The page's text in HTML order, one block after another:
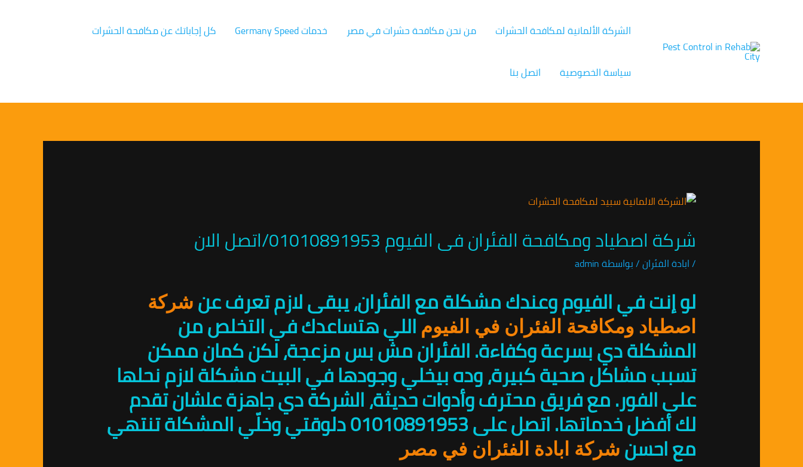
الشركة الألمانية لمكافحة الحشرات من نحن مكافحة حشرات في مصر خدمات Germany Speed كل إجاباتك عن مكافحة الحشرات
سياسة الخصوصية اتصل بنا
شركة اصطياد ومكافحة الفئران فى الفيوم 01010891953/اتصل الان
/ابادة الفئران/ بواسطةadmin
لو إنت في الفيوم وعندك مشكلة مع الفئران، يبقى لازم تعرف عن شركة
اصطياد ومكافحة الفئران في الفيوماللي هتساعدك في التخلص من
المشكلة دي بسرعة وكفاءة. الفئران مش بس مزعجة، لكن كمان ممكن
تسبب مشاكل صحية كبيرة، وده بيخلي وجودها في البيت مشكلة لازم نحلها
على الفور. مع فريق محترف وأدوات حديثة، الشركة دي جاهزة علشان تقدم
لك أفضل خدماتها. اتصل على 01010891953 دلوقتي وخلّي المشكلة تنتهي
مع احسن شركة ابادة الفئران في مصر